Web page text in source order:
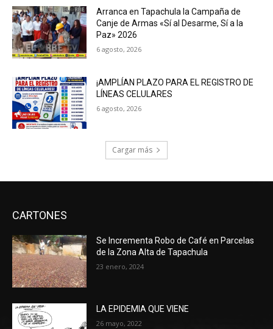
Arranca en Tapachula la Campaña de
Canje de Armas «Sí al Desarme, Sí a la
Paz» 2026
6 agosto, 2026
¡AMPLÍAN PLAZO PARA EL REGISTRO DE
LÍNEAS CELULARES
6 agosto, 2026
Cargar más
CARTONES
Se Incrementa Robo de Café en Parcelas
de la Zona Alta de Tapachula
23 enero, 2024
LA EPIDEMIA QUE VIENE
26 mayo, 2022